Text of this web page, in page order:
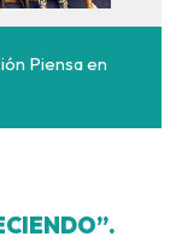
Piensa en